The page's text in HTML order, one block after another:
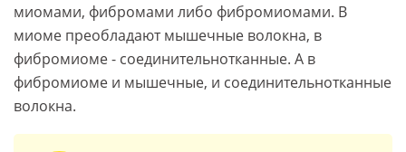
миомами, фибромами либо фибромиомами. В
миоме преобладают мышечные волокна, в
фибромиоме - соединительнотканные. А в
фибромиоме и мышечные, и соединительнотканные
волокна.